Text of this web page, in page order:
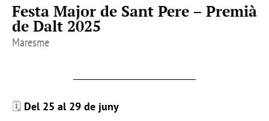
Festa Major de Sant Pere – Premià
de Dalt 2025
Maresme
🗓 Del 25 al 29 de juny